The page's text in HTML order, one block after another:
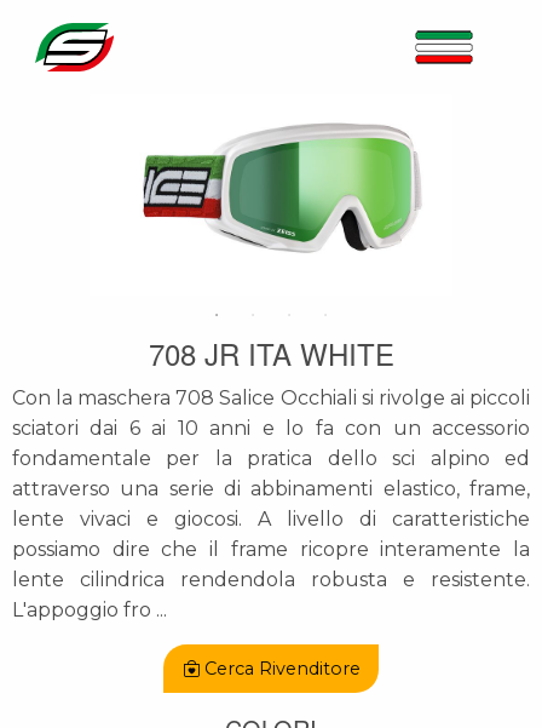
708 JR ITA WHITE
Con la maschera 708 Salice Occhiali si rivolge ai piccoli
sciatori dai 6 ai 10 anni e lo fa con un accessorio
fondamentale per la pratica dello sci alpino ed
attraverso una serie di abbinamenti elastico, frame,
lente vivaci e giocosi. A livello di caratteristiche
possiamo dire che il frame ricopre interamente la
lente cilindrica rendendola robusta e resistente.
L'appoggio fro ...
Cerca Rivenditore